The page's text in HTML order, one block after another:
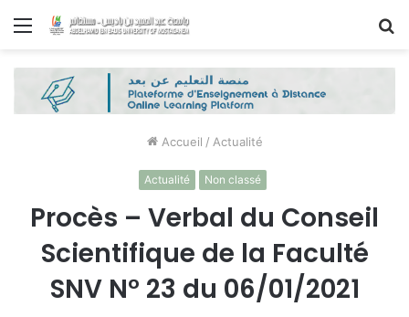
Menu
Accueil / Actualité
Actualité Non classé
Procès – Verbal du Conseil
Scientifique de la Faculté
SNV N° 23 du 06/01/2021